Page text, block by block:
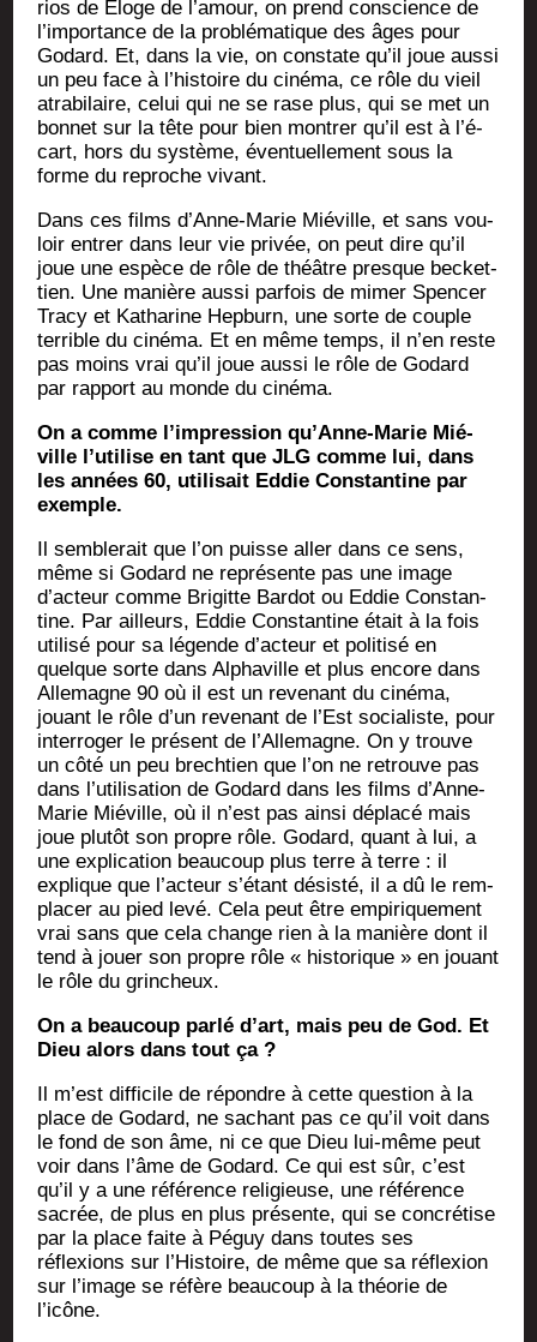
rios de Eloge de l’a­mour, on prend conscience de
l’im­por­tance de la pro­blé­ma­tique des âges pour
Godard. Et, dans la vie, on constate qu’il joue aus­si
un peu face à l’his­toire du ciné­ma, ce rôle du vieil
atra­bi­laire, celui qui ne se rase plus, qui se met un
bon­net sur la tête pour bien mon­trer qu’il est à l’é­
cart, hors du sys­tème, éven­tuel­le­ment sous la
forme du reproche vivant.
Dans ces films d’Anne-Marie Mié­ville, et sans vou­
loir entrer dans leur vie pri­vée, on peut dire qu’il
joue une espèce de rôle de théâtre presque becket­
tien. Une manière aus­si par­fois de mimer Spen­cer
Tra­cy et Katha­rine Hep­burn, une sorte de couple
ter­rible du ciné­ma. Et en même temps, il n’en reste
pas moins vrai qu’il joue aus­si le rôle de Godard
par rap­port au monde du cinéma.
On a comme l’im­pres­sion qu’Anne-Marie Mié­
ville l’u­ti­lise en tant que JLG comme lui, dans
les années 60, uti­li­sait Eddie Constan­tine par
exemple.
Il sem­ble­rait que l’on puisse aller dans ce sens,
même si Godard ne repré­sente pas une image
d’ac­teur comme Bri­gitte Bar­dot ou Eddie Constan­
tine. Par ailleurs, Eddie Constan­tine était à la fois
uti­li­sé pour sa légende d’ac­teur et poli­ti­sé en
quelque sorte dans Alpha­ville et plus encore dans
Alle­magne 90 où il est un reve­nant du ciné­ma,
jouant le rôle d’un reve­nant de l’Est socia­liste, pour
inter­ro­ger le pré­sent de l’Al­le­magne. On y trouve
un côté un peu brech­tien que l’on ne retrouve pas
dans l’u­ti­li­sa­tion de Godard dans les films d’Anne-
Marie Mié­ville, où il n’est pas ain­si dépla­cé mais
joue plu­tôt son propre rôle. Godard, quant à lui, a
une expli­ca­tion beau­coup plus terre à terre : il
explique que l’ac­teur s’é­tant désis­té, il a dû le rem­
pla­cer au pied levé. Cela peut être empi­ri­que­ment
vrai sans que cela change rien à la manière dont il
tend à jouer son propre rôle « his­to­rique » en jouant
le rôle du grincheux.
On a beau­coup par­lé d’art, mais peu de God. Et
Dieu alors dans tout ça ?
Il m’est dif­fi­cile de répondre à cette ques­tion à la
place de Godard, ne sachant pas ce qu’il voit dans
le fond de son âme, ni ce que Dieu lui-même peut
voir dans l’âme de Godard. Ce qui est sûr, c’est
qu’il y a une réfé­rence reli­gieuse, une réfé­rence
sacrée, de plus en plus pré­sente, qui se concré­tise
par la place faite à Péguy dans toutes ses
réflexions sur l’His­toire, de même que sa réflexion
sur l’i­mage se réfère beau­coup à la théo­rie de
l’icône.